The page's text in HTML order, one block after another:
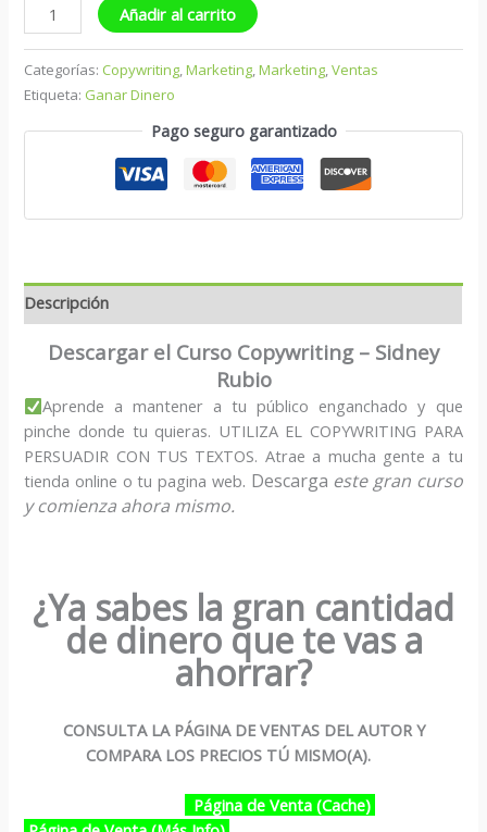
Añadir al carrito
Categorías: Copywriting,Marketing,Marketing,Ventas
Etiqueta: Ganar Dinero
Pago seguro garantizado
Descripción
Descargar el Curso Copywriting – Sidney
Rubio
Aprende a mantener a tu público enganchado y que
pinche donde tu quieras. UTILIZA EL COPYWRITING PARA
PERSUADIR CON TUS TEXTOS. Atrae a mucha gente a tu
tienda online o tu pagina web. Descarga este gran curso
y comienza ahora mismo.
¿Ya sabes la gran cantidad
de dinero que te vas a
ahorrar?
CONSULTA LA PÁGINA DE VENTAS DEL AUTOR Y
COMPARA LOS PRECIOS TÚ MISMO(A).
Página de Venta (Cache)